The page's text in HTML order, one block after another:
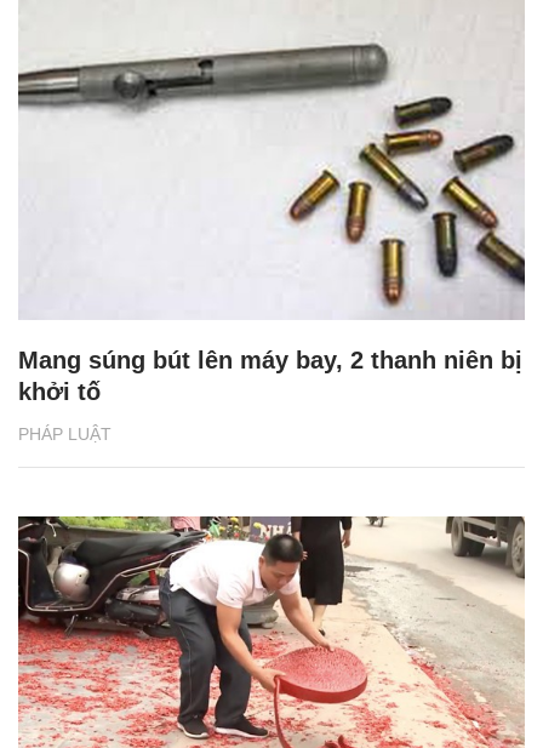
PHÁP LUẬT
Mang súng bút lên máy bay, 2 thanh niên bị
khởi tố